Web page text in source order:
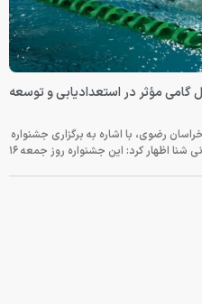
جشنواره شنای زیر ۱۰ سال گامی مؤثر در استعدادیابی و توسعه
رضوی، با اشاره به برگزاری جشنواره